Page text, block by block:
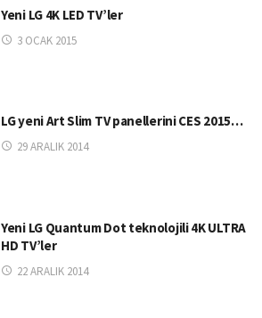
Yeni LG 4K LED TV’ler
3 OCAK 2015
LG yeni Art Slim TV panellerini CES 2015…
29 ARALIK 2014
Yeni LG Quantum Dot teknolojili 4K ULTRA
HD TV’ler
22 ARALIK 2014